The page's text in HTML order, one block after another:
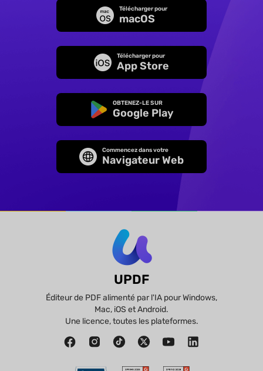
Télécharger pour
macOS
Télécharger pour
App Store
OBTENEZ-LE SUR
Google Play
Commencez dans votre
Navigateur Web
UPDF
Éditeur de PDF alimenté par l'IA pour Windows,
Mac, iOS et Android.
Une licence, toutes les plateformes.